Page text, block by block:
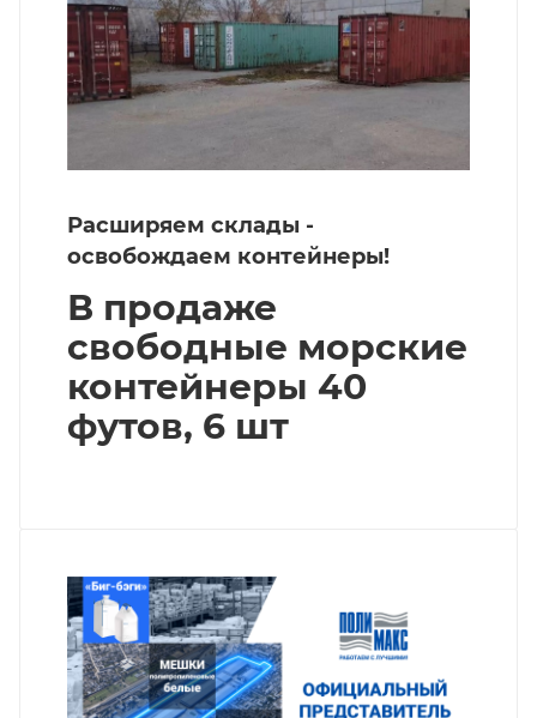
Расширяем склады -
освобождаем контейнеры!
В продаже
свободные морские
контейнеры 40
футов, 6 шт